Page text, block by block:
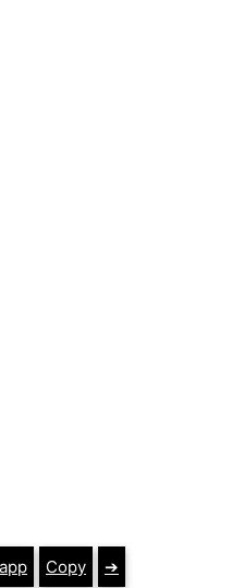
Copy ➔